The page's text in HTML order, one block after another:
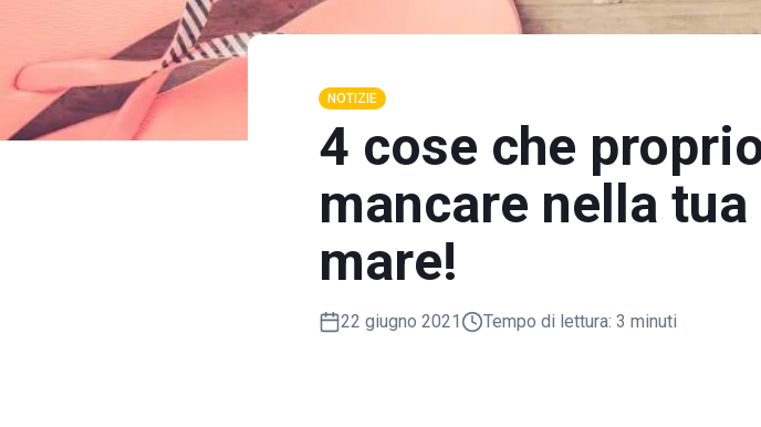
NOTIZIE
4 cose che
mancare nella
mare!
22 giugno 2021 Tempo di lettura: 3 minuti